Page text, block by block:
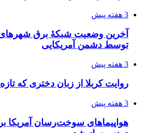
روسیه
4 هفته پیش
افزایش ۳ تا ۴ درجه‌ای دما در ایلام تا اواخر هفته
4 هفته پیش
رکوردزنی عمل پیوند عضو در
4 هفته پیش